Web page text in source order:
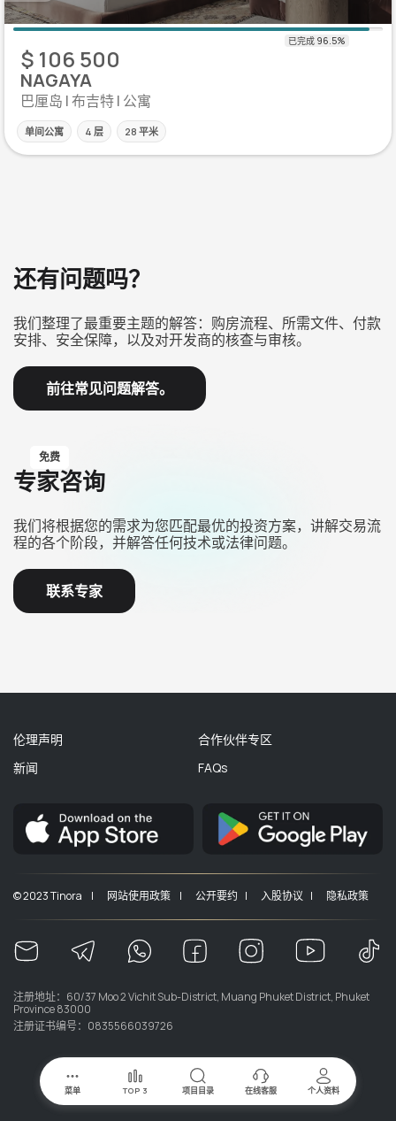
菜单 TOP 3 项目目录 在线客服 个人资料
$ 106 500
NAGAYA
巴厘岛 | 布吉特 | 公寓
单间公寓 4 层 28 平米
还有问题吗？
我们整理了最重要主题的解答：购房流程、所需文件、付款
安排、安全保障，以及对开发商的核查与审核。
前往常见问题解答。
免费
专家咨询
我们将根据您的需求为您匹配最优的投资方案，讲解交易流
程的各个阶段，并解答任何技术或法律问题。
联系专家
伦理声明
新闻
合作伙伴专区
FAQs
© 2023 Tinora | 网站使用政策 | 公开要约 | 入股协议 | 隐私政策
注册地址：60/37 Moo 2 Vichit Sub-District, Muang Phuket District, Phuket
Province 83000
注册证书编号：0835566039726